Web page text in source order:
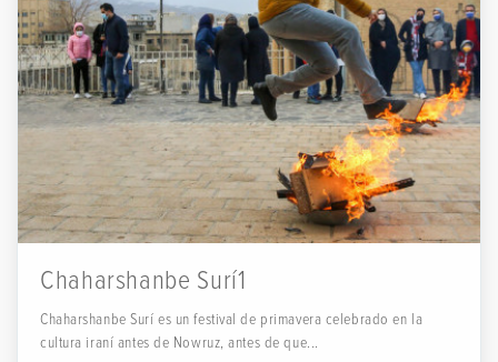
Chaharshanbe Surí1
Chaharshanbe Surí es un festival de primavera celebrado en la
cultura iraní antes de Nowruz, antes de que...